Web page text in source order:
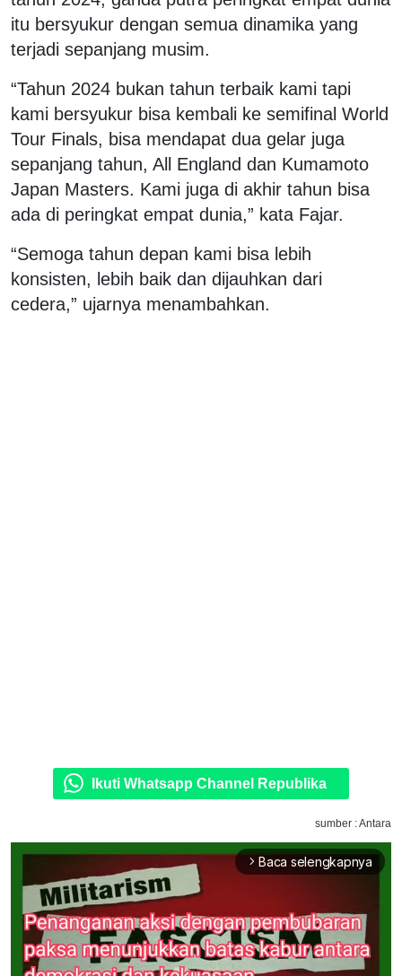
itu bersyukur dengan semua dinamika yang
terjadi sepanjang musim.
“Tahun 2024 bukan tahun terbaik kami tapi
kami bersyukur bisa kembali ke semifinal World
Tour Finals, bisa mendapat dua gelar juga
sepanjang tahun, All England dan Kumamoto
Japan Masters. Kami juga di akhir tahun bisa
ada di peringkat empat dunia,” kata Fajar.
“Semoga tahun depan kami bisa lebih
konsisten, lebih baik dan dijauhkan dari
cedera,” ujarnya menambahkan.
Ikuti Whatsapp Channel Republika
sumber : Antara
arrow_forward_ios Baca selengkapnya